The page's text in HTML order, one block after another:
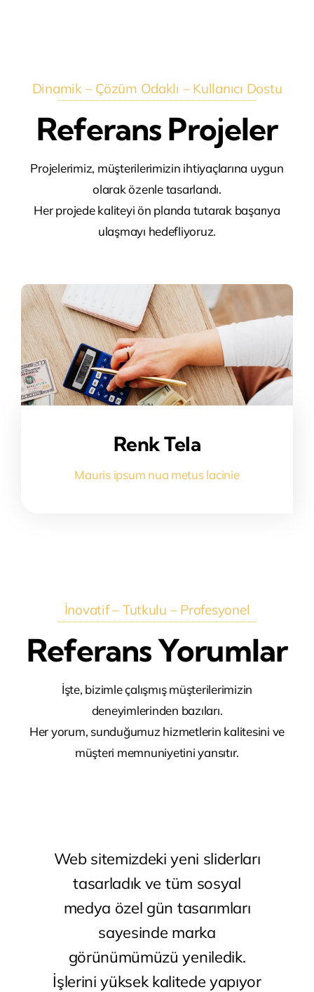
Dinamik – Çözüm Odaklı – Kullanıcı Dostu
Referans Projeler
Projelerimiz, müşterilerimizin ihtiyaçlarına uygun
olarak özenle tasarlandı.
Her projede kaliteyi ön planda tutarak başarıya
ulaşmayı hedefliyoruz.
Renk Tela
Mauris ipsum nua metus lacinie
İnovatif – Tutkulu – Profesyonel
Referans Yorumlar
İşte, bizimle çalışmış müşterilerimizin
deneyimlerinden bazıları.
Her yorum, sunduğumuz hizmetlerin kalitesini ve
müşteri memnuniyetini yansıtır.
Web sitemizdeki yeni sliderları
tasarladık ve tüm sosyal
medya özel gün tasarımları
sayesinde marka
görünümümüzü yeniledik.
İşlerini yüksek kalitede yapıyor